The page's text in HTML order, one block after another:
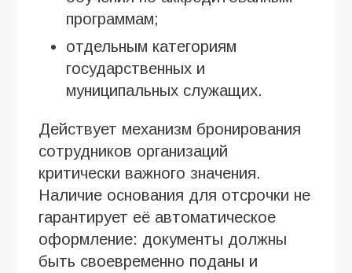
программам;
отдельным категориям
государственных и
муниципальных служащих.
Действует механизм бронирования
сотрудников организаций
критически важного значения.
Наличие основания для отсрочки не
гарантирует её автоматическое
оформление: документы должны
быть своевременно поданы и